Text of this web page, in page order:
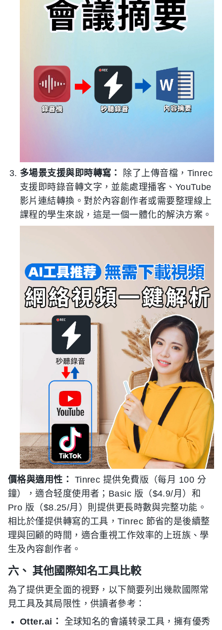
多場景支援與即時轉寫：
除了上傳音檔，Tinrec
支援即時錄音轉文字，並能處理播客、YouTube
影片連結轉換。對於內容創作者或需要整理線上
課程的學生來說，這是一個一體化的解決方案。
價格與適用性：
Tinrec 提供免費版（每月 100 分
鐘），適合轻度使用者；Basic 版（$4.9/月）和
Pro 版（$8.25/月）則提供更長時數與完整功能。
相比於僅提供轉寫的工具，Tinrec 節省的是後續整
理與回顧的時間，適合重視工作效率的上班族、學
生及內容創作者。
六、 其他國際知名工具比較
為了提供更全面的視野，以下簡要列出幾款國際常
見工具及其局限性，供讀者參考：
Otter.ai：
全球知名的會議转录工具，擁有優秀